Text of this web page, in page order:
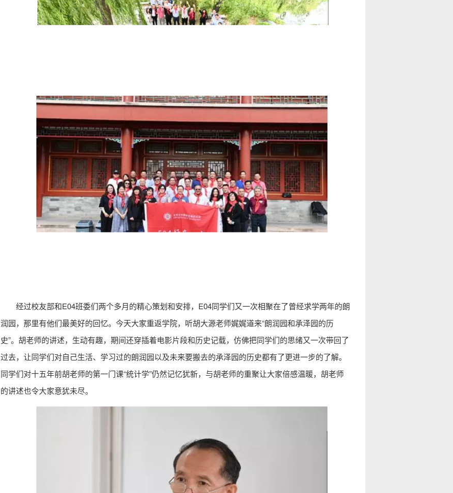
经过校友部和E04班委们两个多月的精心策划和安排，E04同学们又一次相聚在了曾经求学两年的朗
润园，那里有他们最美好的回忆。今天大家重返学院，听胡大源老师娓娓道来“朗润园和承泽园的历
史”。胡老师的讲述，生动有趣，期间还穿插着电影片段和历史记载，仿佛把同学们的思绪又一次带回了
过去，让同学们对自己生活、学习过的朗润园以及未来要搬去的承泽园的历史都有了更进一步的了解。
同学们对十五年前胡老师的第一门课“统计学”仍然记忆犹新，与胡老师的重聚让大家倍感温暖，胡老师
的讲述也令大家意犹未尽。